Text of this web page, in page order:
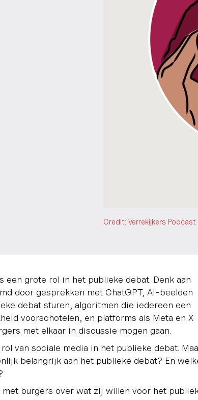
Credit: Verrekijkers
een grote rol in het publieke debat. Denk aan
door gesprekken met ChatGPT, AI-beelden
debat sturen, algoritmen die iedereen een
voorschotelen, en platforms als Meta en X
met elkaar in discussie mogen gaan.
van sociale media in het publieke debat.
belangrijk aan het publieke debat? En
met burgers over wat zij willen voor het